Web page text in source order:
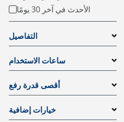
الأحدث في آخر 30 يومًا
التفاصيل
ساعات الاستخدام
أقصى قدرة رفع
خيارات إضافية